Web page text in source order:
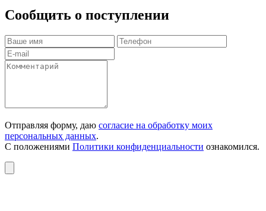
Сообщить о поступлении
Отправляя форму, даю согласие на обработку моих
персональных данных.
С положениями Политики конфиденциальности ознакомился.